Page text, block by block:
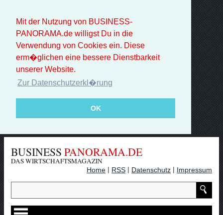
Mit der Nutzung von BUSINESS-
PANORAMA.de willigst Du in die
Verwendung von Cookies ein. Diese
erm�glichen eine bessere Dienstbarkeit
unserer Website.
Zur Datenschutzerkl�rung
OK
BUSINESS PANORAMA.DE
DAS WIRTSCHAFTSMAGAZIN
Home | RSS | Datenschutz | Impressum